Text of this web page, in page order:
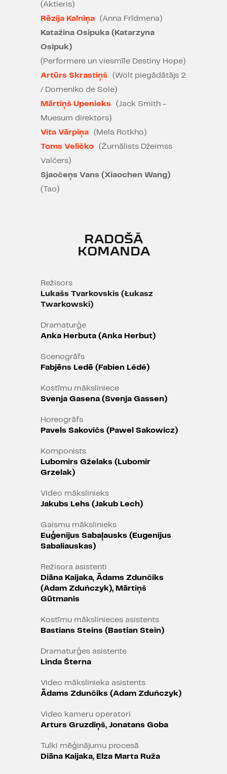
akvarelisks un juteklisks, kā
izrādes matēriju Latvijas teātrī
esam piedzīvojuši."
Undīne Adamaite, "Kultūras Diena"
17.03.2022.
"ROTKHO piedāvā mākslas
pieredzi visdažādākajam
skatītājam. Steidzieties baudīt!"
Zane Radzobe, "IR" 17.03.2022.
"Izrāde ir perfekti nostrādāta.
Skaista. Enerģētiska. Galu galā ar
lieliskiem aktierdarbiem."
"Bez šaubām, šis ir viens no
iespaidīgākajiem teātra
Franco Milazzo, "Broadway World"
“Kaut ko saturiski un formā tik
interesantāku teātrī neesam
redzējuši jau labu laiku.”
Matīna Kaltakis (Ματίνα Καλτάκη
“LIFO”, Grieķija 12.05.2023.
“Augstas inteliģences
eksperiments”
“Η Αυγή”, Grieķija 30.05.2023.
“Nemitīga kustība un dvēseli
Iliass Franguls (Ηλία Φραγκούλη
PAR IZRĀDI
Viens no pasaulē dārgakajiem
mākslas darbiem – pārdots par
140 miljoniem eiro – Marka Rotko
glezna “No. 6 (Violets, zaļš un
pāršalc ziņa par jauniem cenu
rekordiem, tas rada milzumdaudz
jautājumu – kas tad ir tas, kas
nosaka šī darba astronomisko
šis jautājums ir kļuvis tikpat kā
neatbildams, jo robežas starp
reputāciju un mākslas tirgus
tehnoloģisko attīstību ir
izplūdušas.
(Aktieris)
Rēzija Kalniņa
(Anna Frīdmena)
Katažina Osipuka (Katarzyna
Osipuk)
(Performere un viesmīle Destiny Hope)
Artūrs Skrastiņš
(Wolt piegādātājs 2
/ Domeniko de Sole)
Mārtiņš Upenieks
(Jack Smith -
Muesum direktors)
Vita Vārpiņa
(Mela Rotkho)
Toms Veličko
(Žurnālists Džeimss
Valčers)
Sjaočeņs Vans (Xiaochen Wang)
(Tao)
RADOŠĀ
KOMANDA
Režisors
Lukašs Tvarkovskis (Łukasz
Twarkowski)
Dramaturģe
Anka Herbuta (Anka Herbut)
Scenogrāfs
Fabjēns Ledē (Fabien Lédé)
Kostīmu māksliniece
Svenja Gasena (Svenja Gassen)
Horeogrāfs
Pavels Sakovičs (Pawel Sakowicz)
Komponists
Lubomirs Gželaks (Lubomir
Grzelak)
Video mākslinieks
Jakubs Lehs (Jakub Lech)
Gaismu mākslinieks
Euģenijus Sabaļausks (Eugenijus
Sabaliauskas)
Režisora asistenti
Diāna Kaijaka, Ādams Zdunčiks
(Adam Zduńczyk), Mārtiņš
Gūtmanis
Kostīmu mākslinieces asistents
Bastians Steins (Bastian Stein)
Dramaturģes asistente
Linda Šterna
Video mākslinieka asistents
Ādams Zdunčiks (Adam Zduńczyk)
Video kameru operatori
Arturs Gruzdiņš, Jonatans Goba
Tulki mēģinājumu procesā
Diāna Kaijaka, Elza Marta Ruža